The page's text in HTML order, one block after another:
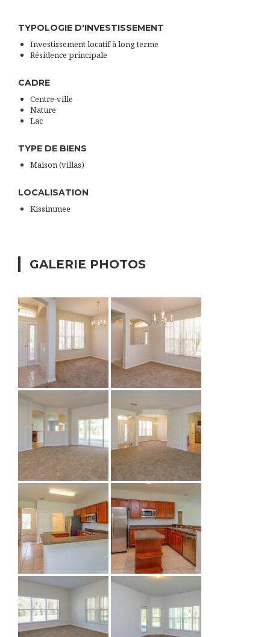
TYPOLOGIE D'INVESTISSEMENT
Investissement locatif à long terme
Résidence principale
CADRE
Centre-ville
Nature
Lac
TYPE DE BIENS
Maison (villas)
LOCALISATION
Kissimmee
GALERIE PHOTOS